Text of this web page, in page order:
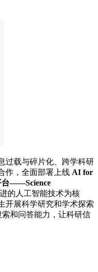
过载与碎片化、跨学科研
作，全面部署上线 AI for
台——Science
的人工智能技术为核
开展科学研究和学术探索
和问答能力，让科研信